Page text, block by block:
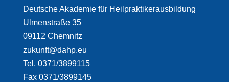
Deutsche Akademie für Heilpraktikerausbildung
Ulmenstraße 35
09112 Chemnitz
zukunft@dahp.eu
Tel. 0371/3899115
Fax 0371/3899145